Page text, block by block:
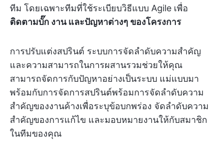
ทีม โดยเฉพาะทีมที่ใช้ระเบียบวิธีแบบ Agile เพื่อ
ติดตามบั๊ก งาน และปัญหาต่างๆ ของโครงการ
การปรับแต่งสปรินต์ ระบบการจัดลำดับความสำคัญ
และความสามารถในการผสานรวมช่วยให้คุณ
สามารถจัดการกับปัญหาอย่างเป็นระบบ แม่แบบมา
พร้อมกับการจัดการสปรินต์พร้อมการจัดลำดับความ
สำคัญของงานค้างเพื่อระบุข้อบกพร่อง จัดลำดับความ
สำคัญของการแก้ไข และมอบหมายงานให้กับสมาชิก
ในทีมของคุณ